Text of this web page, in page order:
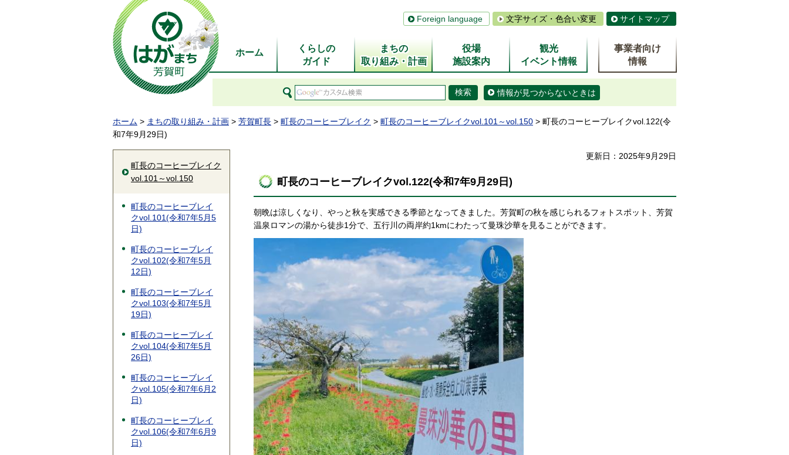
Foreign language 文字サイズ・色合い変更 サイトマップ
ホーム
くらしの
ガイド
まちの
取り組み・計画
役場
施設案内
観光
イベント情報
事業者向け
情報
情報が見つからないときは
ホーム > まちの取り組み・計画 > 芳賀町長 > 町長のコーヒーブレイク > 町長のコーヒーブレイクvol.101～vol.150 > 町長のコーヒーブレイクvol.122(令
和7年9月29日)
町長のコーヒーブレイク
vol.101～vol.150
町長のコーヒーブレイ
クvol.101(令和7年5月5
日)
町長のコーヒーブレイ
クvol.102(令和7年5月
12日)
町長のコーヒーブレイ
クvol.103(令和7年5月
19日)
町長のコーヒーブレイ
クvol.104(令和7年5月
26日)
町長のコーヒーブレイ
クvol.105(令和7年6月2
日)
町長のコーヒーブレイ
クvol.106(令和7年6月9
日)
更新日：2025年9月29日
町長のコーヒーブレイクvol.122(令和7年9月29日)
朝晩は涼しくなり、やっと秋を実感できる季節となってきました。芳賀町の秋を感じられるフォトスポット、芳賀
温泉ロマンの湯から徒歩1分で、五行川の両岸約1kmにわたって曼珠沙華を見ることができます。